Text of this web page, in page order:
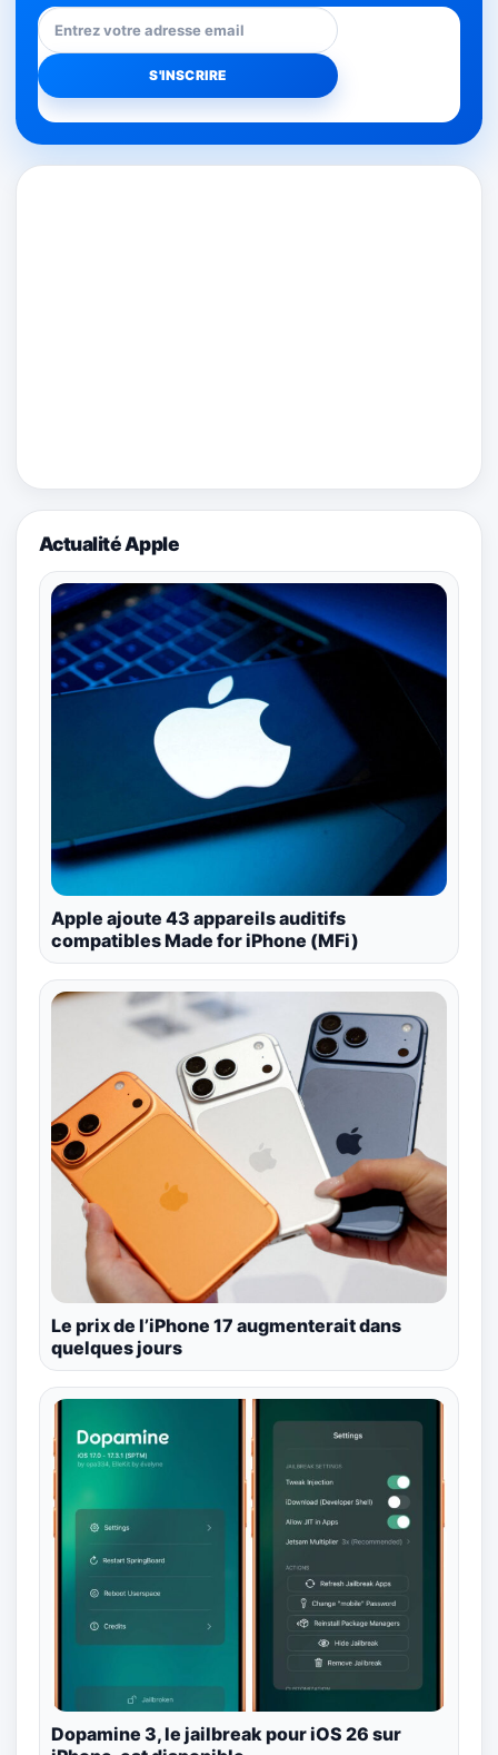
Actualité Apple
Apple ajoute 43 appareils auditifs
compatibles Made for iPhone (MFi)
Le prix de l’iPhone 17 augmenterait dans
quelques jours
Dopamine 3, le jailbreak pour iOS 26 sur